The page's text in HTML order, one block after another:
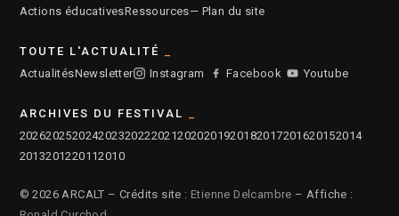
Actions éducativesRessources— Plan du site
TOUTE L'ACTUALITÉ
ActualitésNewsletter Instagram Facebook Youtube
ARCHIVES DU FESTIVAL
2026202520242023202220212020201920182017201620152014
2013201220112010
© 2026 ARCALT – Crédits site : Etienne Delcambre – Affiche :